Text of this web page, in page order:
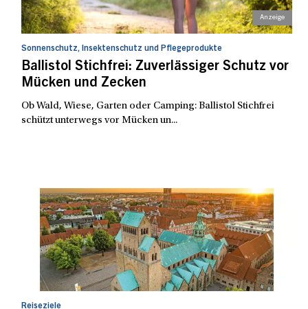
Sonnenschutz, Insektenschutz und Pflegeprodukte
Ballistol Stichfrei: Zuverlässiger Schutz vor
Mücken und Zecken
Ob Wald, Wiese, Garten oder Camping: Ballistol Stichfrei
schützt unterwegs vor Mücken un...
Reiseziele